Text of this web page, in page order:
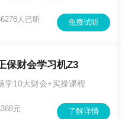
免费试听
人已听
保财会学习机Z3
学10大财会+实操课程
了解详情
元